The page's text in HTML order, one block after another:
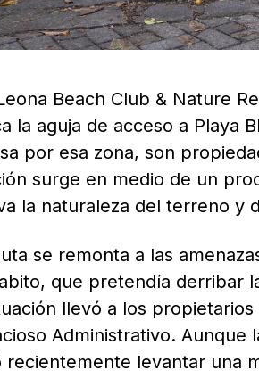
Beach Club & Nature
la aguja de acceso a Playa
por esa zona, son
surge en medio de un
la naturaleza del terreno y
se remonta a las
que pretendía derribar
llevó a los
Administrativo. Aunque
recientemente levantar una